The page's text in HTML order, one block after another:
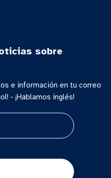
sobre
e información en tu correo
- ¡Hablamos inglés!